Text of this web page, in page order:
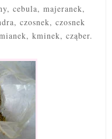
cebula, majeranek,
czosnek, czosnek
kminek, cząber.